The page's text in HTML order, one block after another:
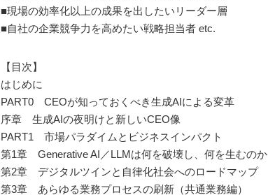
■現場の効率化以上の成果を出したいリーダー層
■自社の企業競争力を高めたい戦略担当者 etc.
【目次】
はじめに
PART0 CEOが知っておくべき生成AIによる変革
序章 生成AIの夜明けと新しいCEO像
PART1 市場パラダイムとビジネスインパクト
第1章 Generative AI／LLMは何を破壊し、何を生むのか
第2章 デジタルツインと自律化社会へのロードマップ
第3章 あらゆる業務プロセスの刷新（共通業務編）